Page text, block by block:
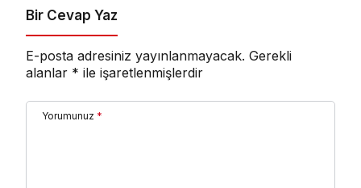
Bir Cevap Yaz
E-posta adresiniz yayınlanmayacak. Gerekli
alanlar * ile işaretlenmişlerdir
Yorumunuz *